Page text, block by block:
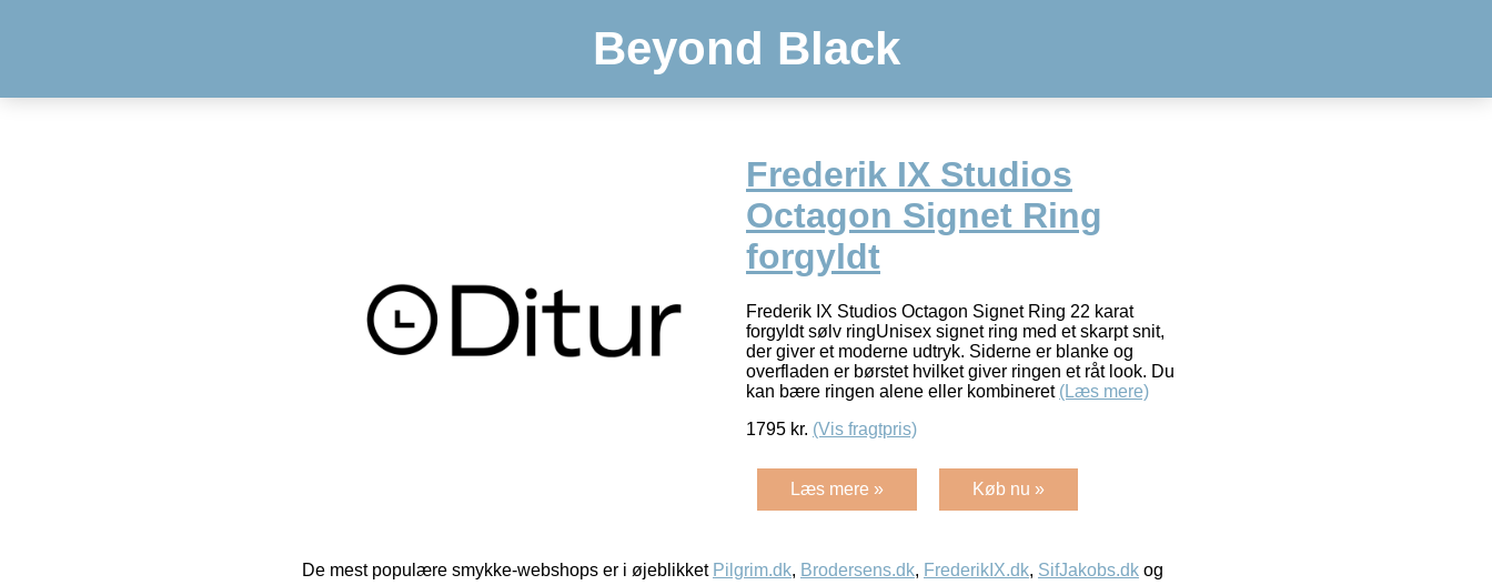
Beyond Black
Frederik IX Studios
Octagon Signet Ring
forgyldt
Frederik IX Studios Octagon Signet Ring 22 karat
forgyldt sølv ringUnisex signet ring med et skarpt snit,
der giver et moderne udtryk. Siderne er blanke og
overfladen er børstet hvilket giver ringen et råt look. Du
kan bære ringen alene eller kombineret (Læs mere)
1795 kr. (Vis fragtpris)
Læs mere » Køb nu »
De mest populære smykke-webshops er i øjeblikket Pilgrim.dk, Brodersens.dk, FrederikIX.dk, SifJakobs.dk og